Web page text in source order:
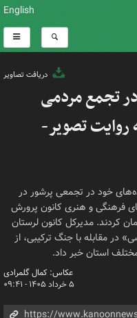
English
دریافت تصاویر
تجمع مردمی
روایت تصویر-
خود در تجمعی پرشور در
فرهنگی و هنری کانون پرورش
کردند. مدیرکل کانون لرستان
در مقابله با جنگ ترکیبی، از
استان خبر داد.
عکاس: کمال گلمرادی
۵ خرداد ۱۴۰۵ - ۰۹:۴۱